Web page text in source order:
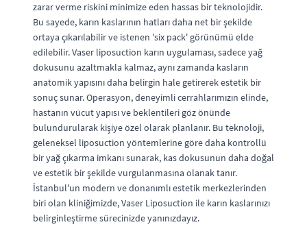
zarar verme riskini minimize eden hassas bir teknolojidir.
Bu sayede, karın kaslarının hatları daha net bir şekilde
ortaya çıkarılabilir ve istenen 'six pack' görünümü elde
edilebilir. Vaser liposuction karın uygulaması, sadece yağ
dokusunu azaltmakla kalmaz, aynı zamanda kasların
anatomik yapısını daha belirgin hale getirerek estetik bir
sonuç sunar. Operasyon, deneyimli cerrahlarımızın elinde,
hastanın vücut yapısı ve beklentileri göz önünde
bulundurularak kişiye özel olarak planlanır. Bu teknoloji,
geleneksel liposuction yöntemlerine göre daha kontrollü
bir yağ çıkarma imkanı sunarak, kas dokusunun daha doğal
ve estetik bir şekilde vurgulanmasına olanak tanır.
İstanbul'un modern ve donanımlı estetik merkezlerinden
biri olan kliniğimizde, Vaser Liposuction ile karın kaslarınızı
belirginleştirme sürecinizde yanınızdayız.